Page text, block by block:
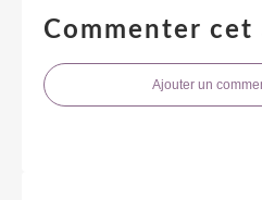
Commenter
Ajouter un